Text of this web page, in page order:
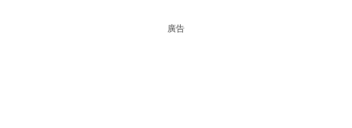
廣告